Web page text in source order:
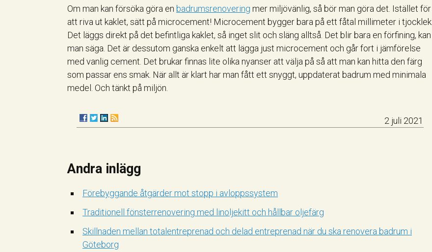
Om man kan försöka göra en badrumsrenovering mer miljövänlig, så bör man göra det. Istället för
att riva ut kaklet, sätt på microcement! Microcement bygger bara på ett fåtal millimeter i tjocklek.
Det läggs direkt på det befintliga kaklet, så inget slit och släng alltså. Det blir bara en förfining, kan
man säga. Det är dessutom ganska enkelt att lägga just microcement och går fort i jämförelse
med vanlig cement. Det brukar finnas lite olika nyanser att välja på så att man kan hitta den färg
som passar ens smak. När allt är klart har man fått ett snyggt, uppdaterat badrum med minimala
medel. Och tänkt på miljön.
2 juli 2021
Andra inlägg
Förebyggande åtgärder mot stopp i avloppssystem
Traditionell fönsterrenovering med linoljekitt och hållbar oljefärg
Skillnaden mellan totalentreprenad och delad entreprenad när du ska renovera badrum i
Göteborg